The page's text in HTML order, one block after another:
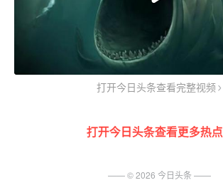
打开今日头条查看完整视频
打开今日头条查看更多热点
—— ©2026 今日头条 ——